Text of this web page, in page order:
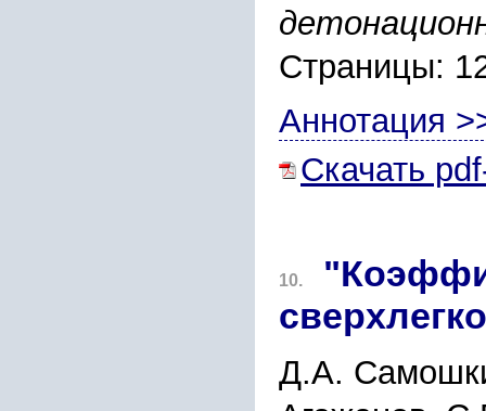
Страницы:
Аннотация
Скачать
10.
Д.А.